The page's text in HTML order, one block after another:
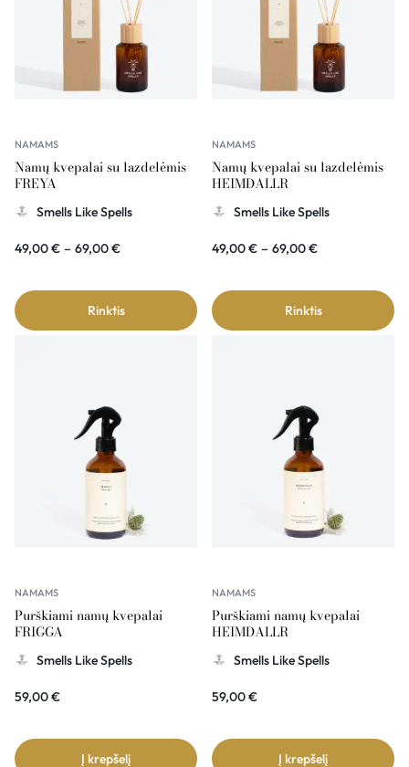
NAMAMS
Namų kvepalai su lazdelėmis
FREYA
Smells Like Spells
49,00€ – 69,00€
Rinktis
NAMAMS
Namų kvepalai su lazdelėmis
HEIMDALLR
Smells Like Spells
49,00€ – 69,00€
Rinktis
NAMAMS
Purškiami namų kvepalai
FRIGGA
Smells Like Spells
59,00€
Į krepšelį
NAMAMS
Purškiami namų kvepalai
HEIMDALLR
Smells Like Spells
59,00€
Į krepšelį